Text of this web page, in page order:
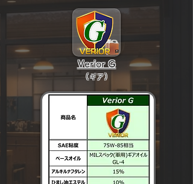
Verior G
(ギア)